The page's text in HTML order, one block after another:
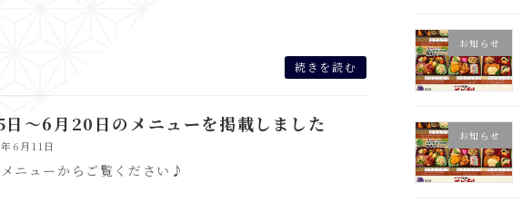
続きを読む
日～6月20日のメニューを掲載しました
6月11日
ニューからご覧ください♪
お知らせ
お知らせ